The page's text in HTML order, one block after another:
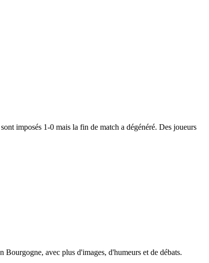
imposés 1-0 mais la fin de match a dégénéré. Des joueurs
avec plus d'images, d'humeurs et de débats.